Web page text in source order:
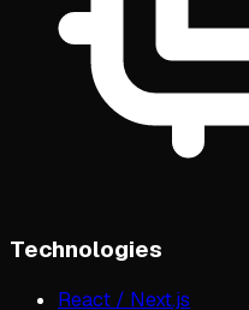
Technologies
React / Next.js